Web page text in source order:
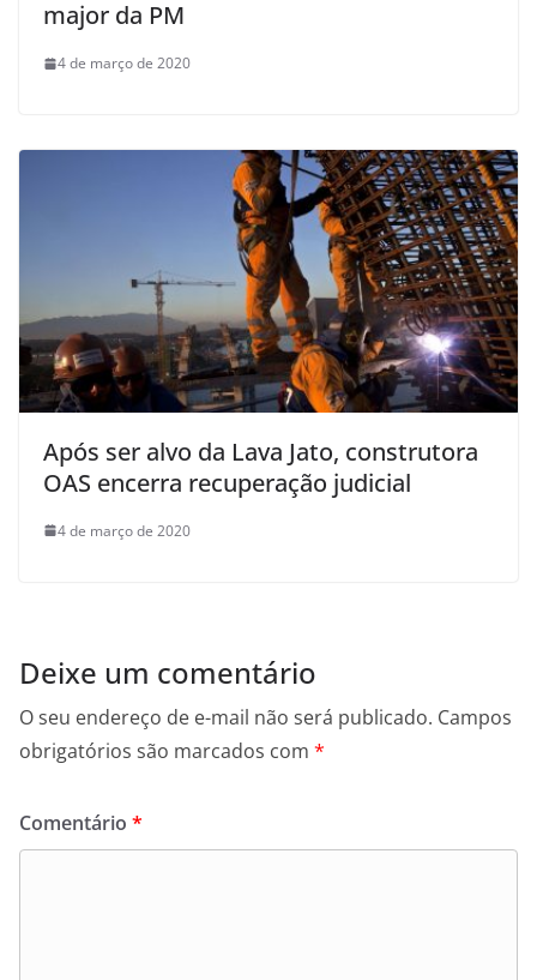
major da PM
4 de março de 2020
Após ser alvo da Lava Jato, construtora
OAS encerra recuperação judicial
4 de março de 2020
Deixe um comentário
O seu endereço de e-mail não será publicado. Campos
obrigatórios são marcados com *
Comentário *